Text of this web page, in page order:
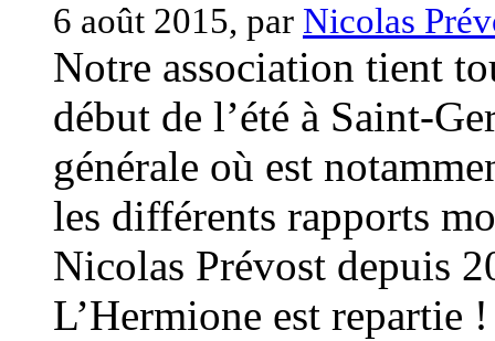
6 août 2015, par Nicolas
Notre association tient
début de l’été à Saint-
générale où est
les différents rapports
Nicolas Prévost depuis
L’Hermione est repartie